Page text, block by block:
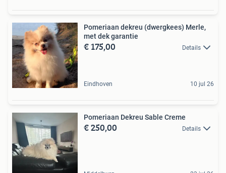
Pomeriaan dekreu (dwergkees) Merle,
met dek garantie
€ 175,00 Details
Eindhoven 10 jul 26
Pomeriaan Dekreu Sable Creme
€ 250,00 Details